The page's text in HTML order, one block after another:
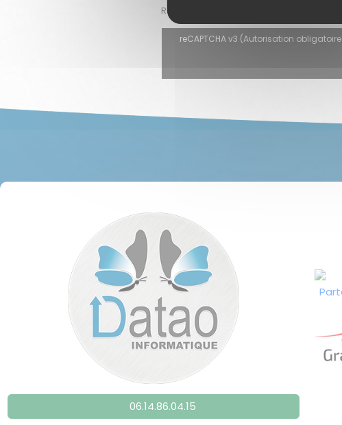
Recevez chaque mois dans votre
reCAPTCHA v3 (Autorisation
06.14.86.04.15